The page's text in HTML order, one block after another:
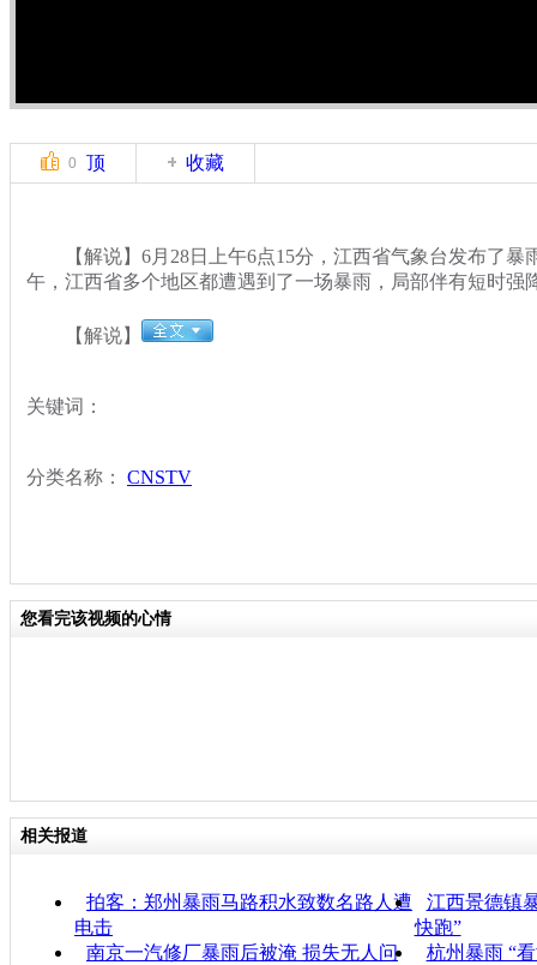
0 顶 收藏
【解说】6月28日上午6点15分，江西省气象台发布了暴
午，江西省多个地区都遭遇到了一场暴雨，局部伴有短时强
【解说】
关键词：
分类名称： CNSTV
您看完该视频的心情
相关报道
拍客：郑州暴雨马路积水致数名路人遭
电击
江西景德镇
快跑”
南京一汽修厂暴雨后被淹 损失无人问
杭州暴雨 “